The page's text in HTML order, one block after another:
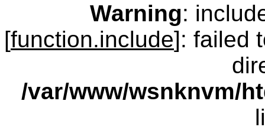
Warning:
[function.include]: failed
/var/www/wsnknvm/